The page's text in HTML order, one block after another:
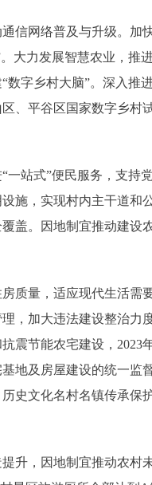
信网络普及与升级。加
大力发展智慧农业，推
数字乡村大脑”。深入推
、平谷区国家数字乡村
站式”便民服务，支持党
施，实现村内主干道和
盖。因地制宜推动建设
质量，适应现代生活需
，加大违法建设整治力
震节能农宅建设，2023
地及房屋建设的统一监
史文化名村名镇传承保
升，因地制宜推动农村